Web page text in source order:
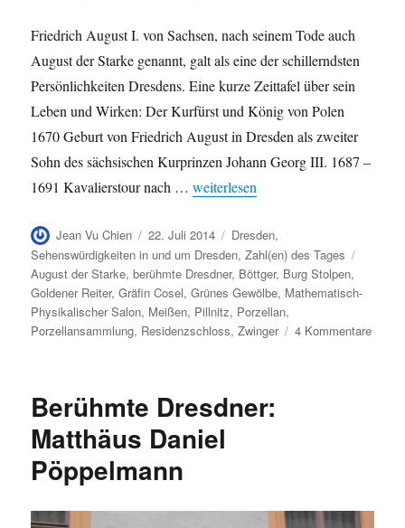
Friedrich August I. von Sachsen, nach seinem Tode auch
August der Starke genannt, galt als eine der schillerndsten
Persönlichkeiten Dresdens. Eine kurze Zeittafel über sein
Leben und Wirken: Der Kurfürst und König von Polen
1670 Geburt von Friedrich August in Dresden als zweiter
Sohn des sächsischen Kurprinzen Johann Georg III. 1687 –
1691 Kavalierstour nach …„August der Starke in Zahlen“
weiterlesen
Autor
Jean Vu Chien
Veröffentlicht
am
22. Juli 2014 Kategorien
Dresden,
Sehenswürdigkeiten in und um Dresden,Zahl(en) des Tages
August der Starke,berühmte Dresdner, Böttger, Burg Stolpen,
Goldener Reiter,Gräfin Cosel,Grünes Gewölbe, Mathematisch-
Physikalischer Salon, Meißen, Pillnitz, Porzellan,
Porzellansammlung, Residenzschloss,Zwinger 4 Kommentarezu
Berühmte Dresdner:
Matthäus Daniel
Pöppelmann